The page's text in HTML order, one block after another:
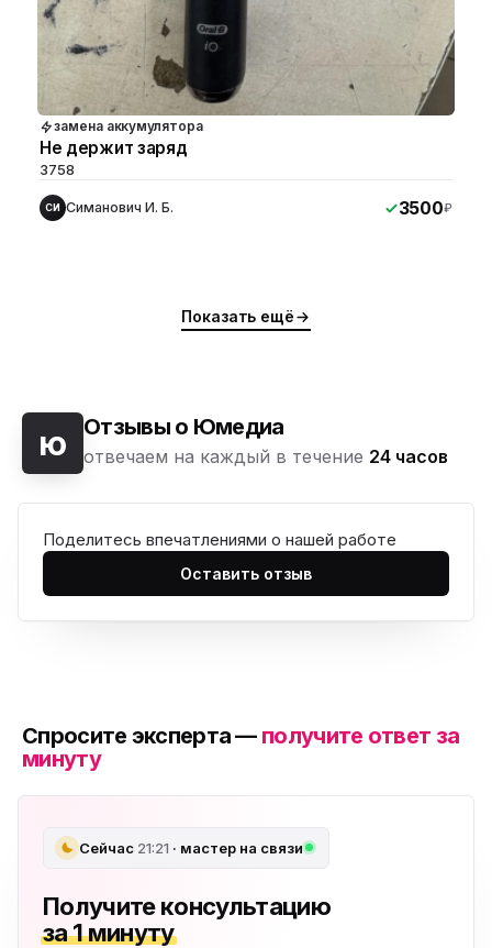
замена аккумулятора
Не держит заряд
3758
СИ Симанович И. Б. 3500₽
Показать ещё
ю Отзывы о Юмедиа
отвечаем на каждый в течение 24 часов
Поделитесь впечатлениями о нашей работе
Оставить отзыв
Спросите эксперта — получите ответ за
минуту
Сейчас 21:21 · мастер на связи
Получите консультацию
за 1 минуту